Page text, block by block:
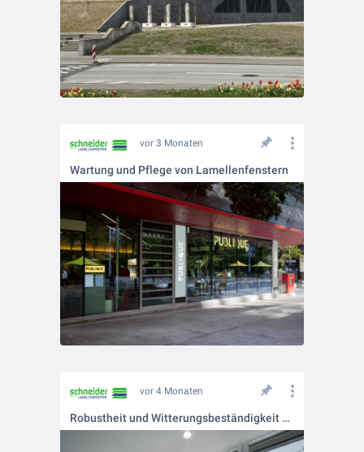
vor 3 Monaten
Wartung und Pflege von Lamellenfenstern
vor 4 Monaten
Robustheit und Witterungsbeständigkeit – einsatzbereit bei jeder Herausforderung